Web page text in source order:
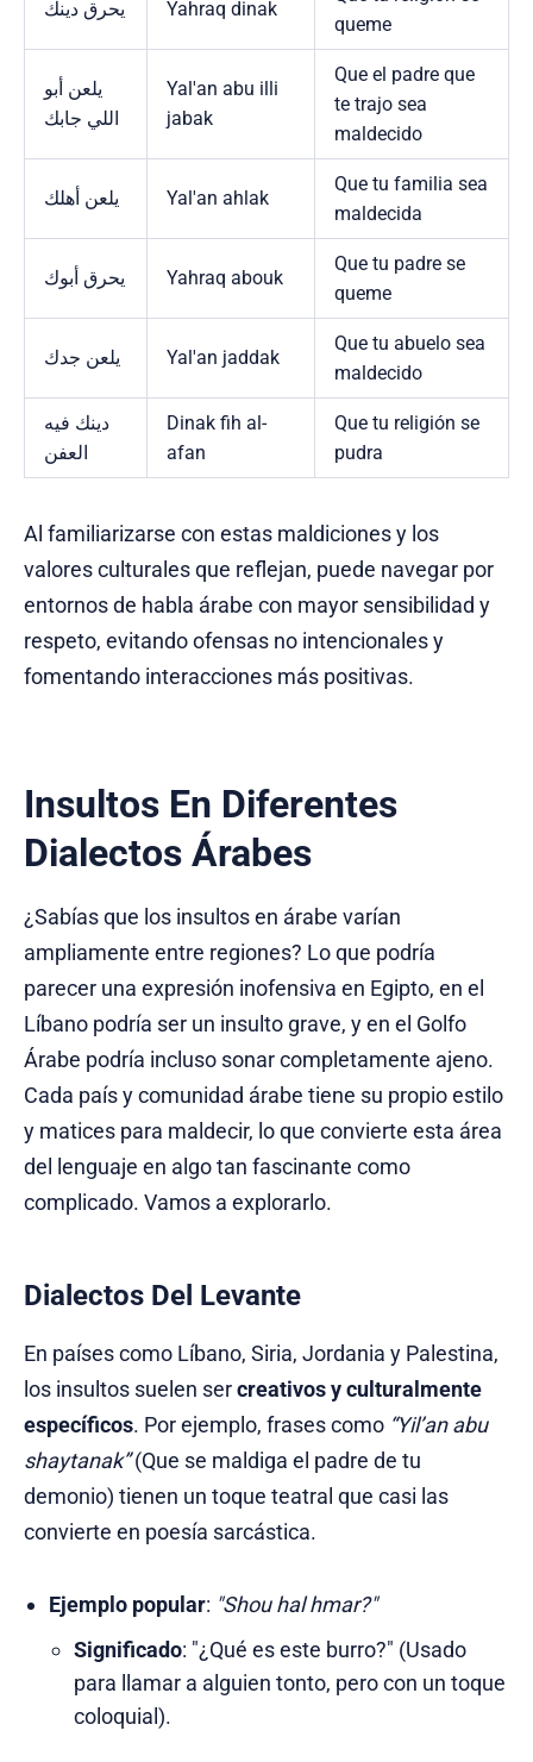
يحرق دينك Yahraq dinak
queme
يلعن أبو
اللي جابك
Yal'an abu illi
jabak
Que el padre que
te trajo sea
maldecido
يلعن أهلك Yal'an ahlak
Que tu familia sea
maldecida
يحرق أبوك Yahraq abouk
Que tu padre se
queme
يلعن جدك Yal'an jaddak
Que tu abuelo sea
maldecido
دينك فيه
العفن
Dinak fih al-
afan
Que tu religión se
pudra
Al familiarizarse con estas maldiciones y los
valores culturales que reflejan, puede navegar por
entornos de habla árabe con mayor sensibilidad y
respeto, evitando ofensas no intencionales y
fomentando interacciones más positivas.
Insultos En Diferentes
Dialectos Árabes
¿Sabías que los insultos en árabe varían
ampliamente entre regiones? Lo que podría
parecer una expresión inofensiva en Egipto, en el
Líbano podría ser un insulto grave, y en el Golfo
Árabe podría incluso sonar completamente ajeno.
Cada país y comunidad árabe tiene su propio estilo
y matices para maldecir, lo que convierte esta área
del lenguaje en algo tan fascinante como
complicado. Vamos a explorarlo.
Dialectos Del Levante
En países como Líbano, Siria, Jordania y Palestina,
los insultos suelen sercreativos y culturalmente
específicos. Por ejemplo, frases como “Yil’an abu
shaytanak”(Que se maldiga el padre de tu
demonio) tienen un toque teatral que casi las
convierte en poesía sarcástica.
Ejemplo popular: "Shou hal hmar?"
Significado: "¿Qué es este burro?" (Usado
para llamar a alguien tonto, pero con un toque
coloquial).